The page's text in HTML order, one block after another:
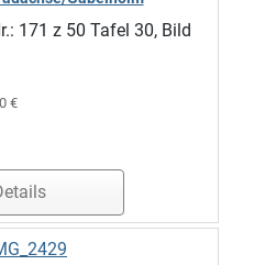
171 z 50 Tafel 30, Bild
€